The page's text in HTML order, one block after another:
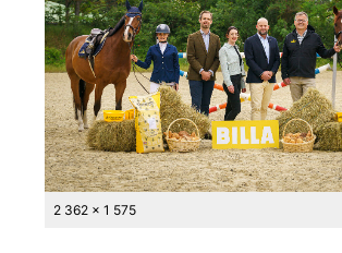
2 362 x 1 575